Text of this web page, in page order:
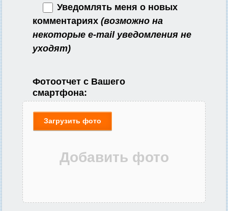
Уведомлять меня о новых
комментариях (возможно на
некоторые e-mail уведомления не
уходят)
Фотоотчет с Вашего
смартфона:
Загрузить фото